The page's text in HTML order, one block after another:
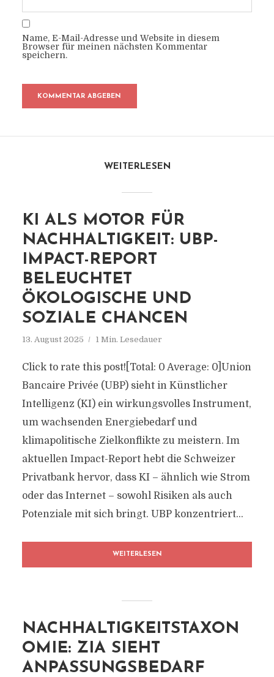
Name, E-Mail-Adresse und Website in diesem
Browser für meinen nächsten Kommentar
speichern.
WEITERLESEN
KI ALS MOTOR FÜR
NACHHALTIGKEIT: UBP-
IMPACT-REPORT
BELEUCHTET
ÖKOLOGISCHE UND
SOZIALE CHANCEN
13. August 2025 1 Min. Lesedauer
Click to rate this post![Total: 0 Average: 0]Union
Bancaire Privée (UBP) sieht in Künstlicher
Intelligenz (KI) ein wirkungsvolles Instrument,
um wachsenden Energiebedarf und
klimapolitische Zielkonflikte zu meistern. Im
aktuellen Impact-Report hebt die Schweizer
Privatbank hervor, dass KI – ähnlich wie Strom
oder das Internet – sowohl Risiken als auch
Potenziale mit sich bringt. UBP konzentriert...
WEITERLESEN
NACHHALTIGKEITSTAXON
OMIE: ZIA SIEHT
ANPASSUNGSBEDARF